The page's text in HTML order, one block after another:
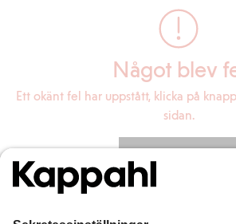
Något blev
Ett okänt fel har uppstått, klicka på
sidan.